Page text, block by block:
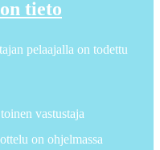
tieto
pelaajalla on todettu
vastustaja
on ohjelmassa